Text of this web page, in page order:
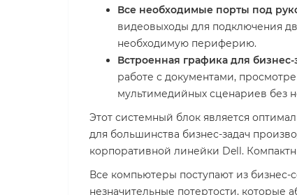
Все необходимые порты под
видеовыходы для подключения
необходимую периферию.
Встроенная графика для бизнес-
работе с документами,
мультимедийных сценариев без
Этот системный блок является
для большинства бизнес-задач
корпоративной линейки Dell.
Все компьютеры поступают из
незначительные потертости, которые